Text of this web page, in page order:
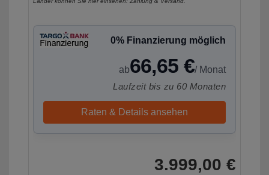
0% Finanzierung möglich
ab66,65 €/ Monat
Laufzeit bis zu 60 Monaten
Raten & Details ansehen
3.999,00 €